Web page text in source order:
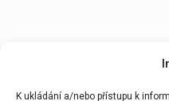
K ukládání a/nebo přístupu k